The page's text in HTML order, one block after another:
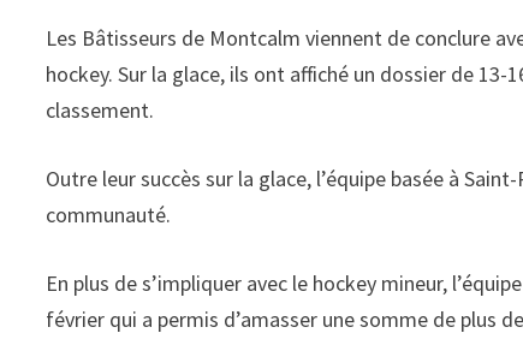
Les Bâtisseurs de Montcalm viennent de conclure
hockey. Sur la glace, ils ont affiché un dossier de
classement.
Outre leur succès sur la glace, l’équipe basée à
communauté.
En plus de s’impliquer avec le hockey mineur,
février qui a permis d’amasser une somme de plus